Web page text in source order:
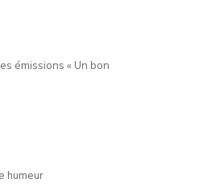
émissions « Un bon
humeur